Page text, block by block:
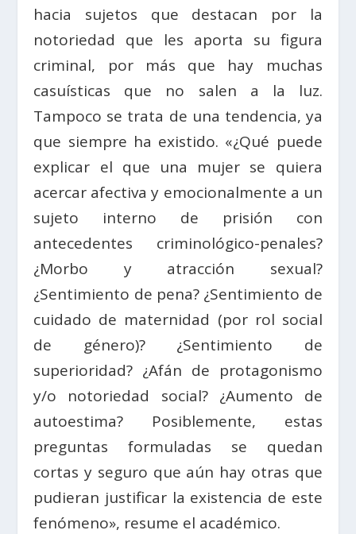
hacia sujetos que destacan por la
notoriedad que les aporta su figura
criminal, por más que hay muchas
casuísticas que no salen a la luz.
Tampoco se trata de una tendencia, ya
que siempre ha existido. «¿Qué puede
explicar el que una mujer se quiera
acercar afectiva y emocionalmente a un
sujeto interno de prisión con
antecedentes criminológico-penales?
¿Morbo y atracción sexual?
¿Sentimiento de pena? ¿Sentimiento de
cuidado de maternidad (por rol social
de género)? ¿Sentimiento de
superioridad? ¿Afán de protagonismo
y/o notoriedad social? ¿Aumento de
autoestima? Posiblemente, estas
preguntas formuladas se quedan
cortas y seguro que aún hay otras que
pudieran justificar la existencia de este
fenómeno», resume el académico.